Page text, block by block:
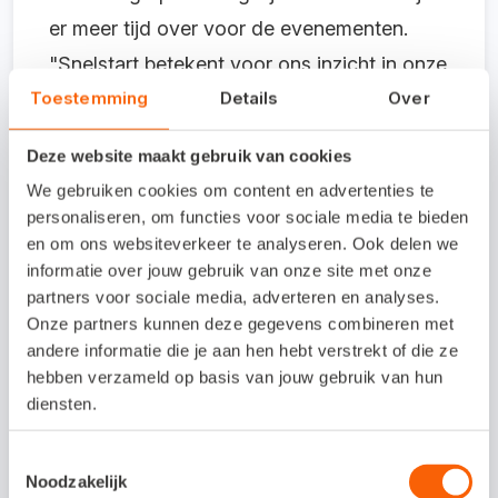
Toestemming Details Over
Deze website maakt gebruik van cookies
We gebruiken cookies om content en advertenties te
personaliseren, om functies voor sociale media te bieden
en om ons websiteverkeer te analyseren. Ook delen we
informatie over jouw gebruik van onze site met onze
partners voor sociale media, adverteren en analyses.
Onze partners kunnen deze gegevens combineren met
andere informatie die je aan hen hebt verstrekt of die ze
hebben verzameld op basis van jouw gebruik van hun
diensten.
Noodzakelijk
er meer tijd over voor de evenementen.
"Snelstart betekent voor ons inzicht in onze
financiële situatie", vatten ze het kort
samen. "Want je kunt wel een feestje
vieren, maar je moet ook de cijfertjes goed
in de gaten houden." Serious business, die
evenementen.
Slimmer en sneller
boekhouden?
factureren en optimaal inzicht in je cijfers